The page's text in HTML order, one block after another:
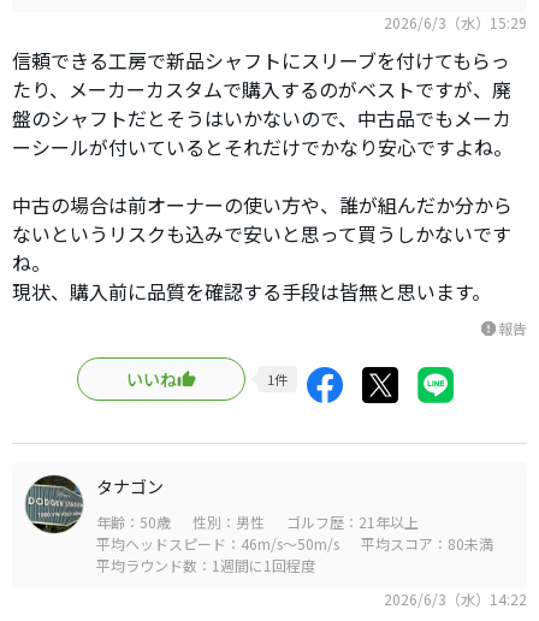
2026/6/3（水）15:29
信頼できる工房で新品シャフトにスリーブを付けてもらっ
たり、メーカーカスタムで購入するのがベストですが、廃
盤のシャフトだとそうはいかないので、中古品でもメーカ
ーシールが付いているとそれだけでかなり安心ですよね。
中古の場合は前オーナーの使い方や、誰が組んだか分から
ないというリスクも込みで安いと思って買うしかないです
ね。
現状、購入前に品質を確認する手段は皆無と思います。
report報告
いいね 1件
タナゴン
年齢：50歳 性別：男性
ゴルフ歴：21年以上
平均ヘッドスピード：46m/s～50m/s
平均スコア：80未満
平均ラウンド数：1週間に1回程度
2026/6/3（水）14:22